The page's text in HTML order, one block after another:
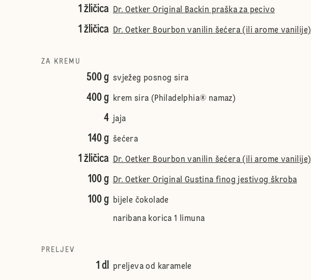
1 žličica Dr. Oetker Original Backin praška za pecivo
1 žličica Dr. Oetker Bourbon vanilin šećera (ili arome vanilije)
ZA KREMU
500 g svježeg posnog sira
400 g krem sira (Philadelphia® namaz)
4 jaja
140 g šećera
1 žličica Dr. Oetker Bourbon vanilin šećera (ili arome vanilije)
100 g Dr. Oetker Original Gustina finog jestivog škroba
100 g bijele čokolade
naribana korica 1 limuna
PRELJEV
1 dl preljeva od karamele